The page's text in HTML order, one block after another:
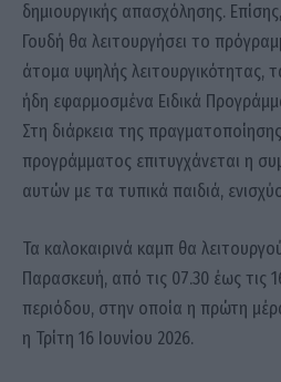
δημιουργικής απασχόλησης.
Γουδή θα λειτουργήσει το
άτομα υψηλής λειτουργικότητας,
ήδη εφαρμοσμένα Ειδικά
Στη διάρκεια της
προγράμματος επιτυγχάνεται η
αυτών με τα τυπικά παιδιά,
Τα καλοκαιρινά καμπ θα
Παρασκευή, από τις 07.30 έως τις
περιόδου, στην οποία η πρώτη
η Τρίτη 16 Ιουνίου 2026.